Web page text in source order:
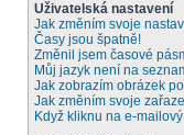
Uživatelská nastavení
Jak změním svoje
Časy jsou špatně!
Změnil jsem časové
Můj jazyk není na
Jak zobrazím obrázek
Jak změním svoje
Když kliknu na e-